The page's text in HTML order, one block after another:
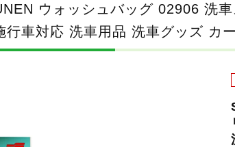
年 8月お盆休みについて
ウォッシュバッグ 02906 洗
行車対応 洗車用品 洗車グッズ カ